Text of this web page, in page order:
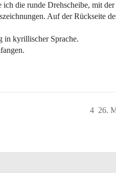
die runde Drehscheibe, mit der
Auf der Rückseite
in kyrillischer Sprache.
26.
4